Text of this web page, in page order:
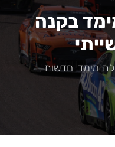
בקנה
מימד, חדשות|